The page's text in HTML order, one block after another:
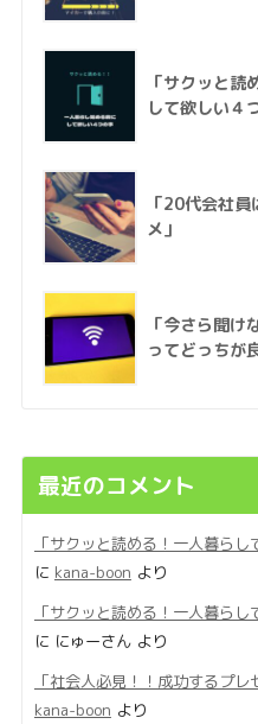
「サクッと読
して欲しい４
「20代会社
メ」
「今さら聞
ってどっちが
最近のコメント
「サクッと読める！一人暮ら
に kana-boon より
「サクッと読める！一人暮ら
に にゅーさんより
「社会人必見！！成功するプレ
kana-boon より